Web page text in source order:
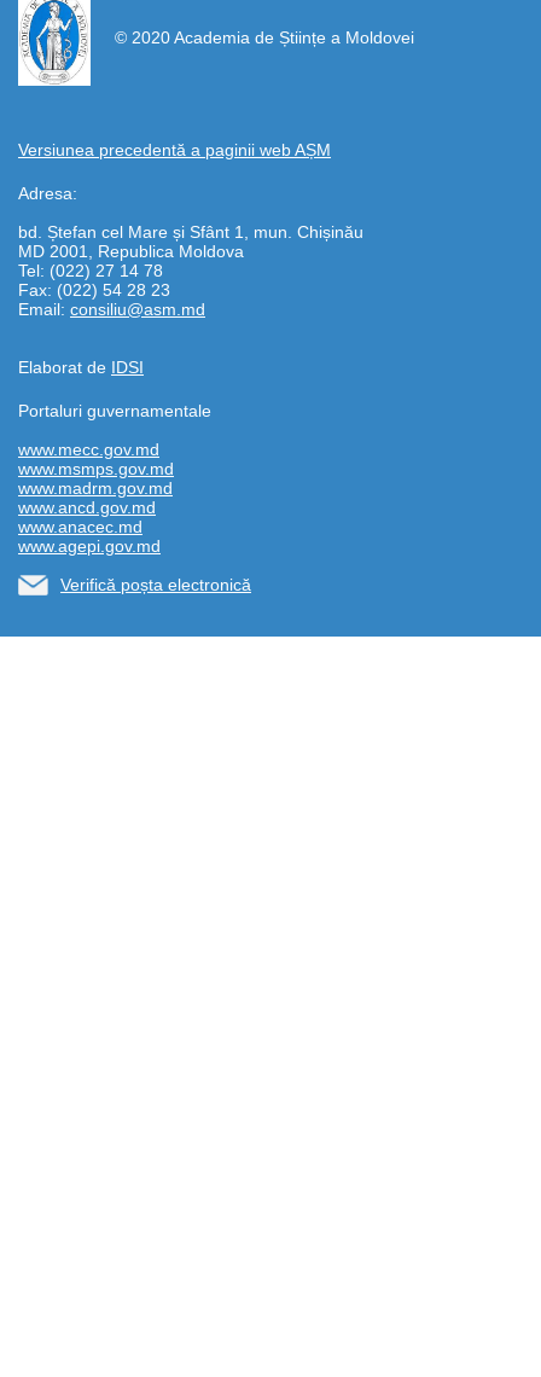
© 2020 Academia de Științe a Moldovei
Versiunea precedentă a paginii web AȘM
Adresa:
bd. Ștefan cel Mare și Sfânt 1, mun. Chișinău
MD 2001, Republica Moldova
Tel: (022) 27 14 78
Fax: (022) 54 28 23
Email: consiliu@asm.md
Elaborat de IDSI
Portaluri guvernamentale
www.mecc.gov.md
www.msmps.gov.md
www.madrm.gov.md
www.ancd.gov.md
www.anacec.md
www.agepi.gov.md
Verifică poșta electronică